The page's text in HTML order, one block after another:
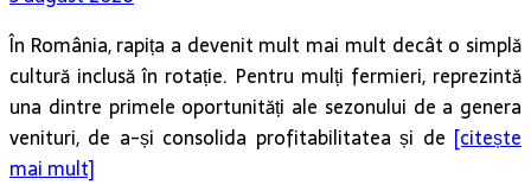
În România, rapița a devenit mult mai mult decât o simplă
cultură inclusă în rotație. Pentru mulți fermieri, reprezintă
una dintre primele oportunități ale sezonului de a genera
venituri, de a-și consolida profitabilitatea și de [citește
mai mult]